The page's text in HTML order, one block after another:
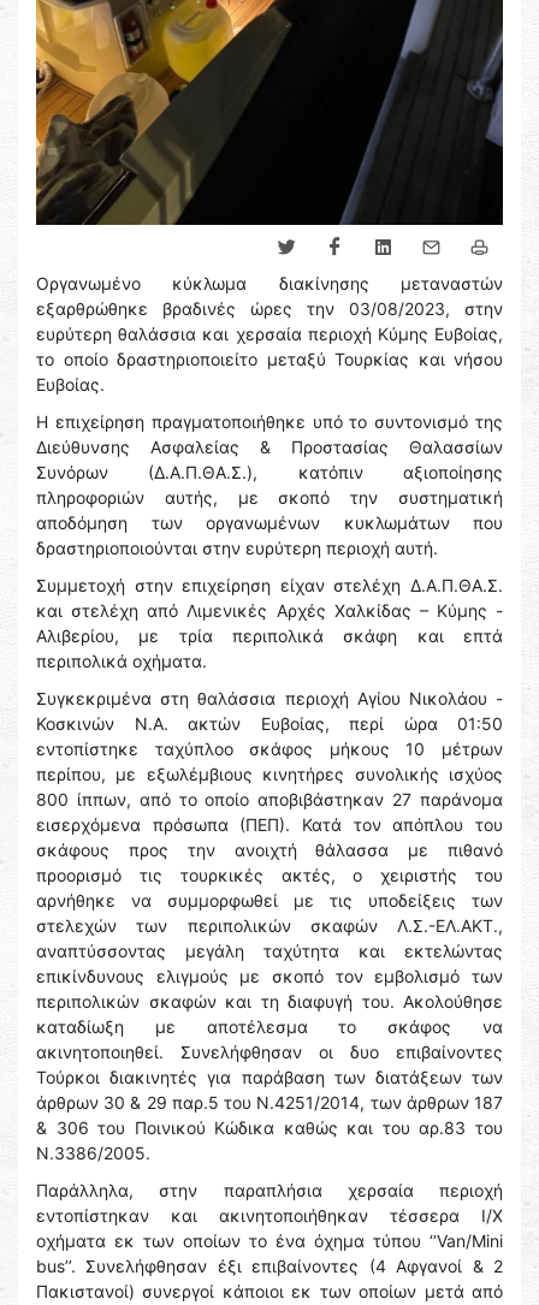
Οργανωμένο κύκλωμα διακίνησης μεταναστών
εξαρθρώθηκε βραδινές ώρες την 03/08/2023, στην
ευρύτερη θαλάσσια και χερσαία περιοχή Κύμης Ευβοίας,
το οποίο δραστηριοποιείτο μεταξύ Τουρκίας και νήσου
Ευβοίας.
Η επιχείρηση πραγματοποιήθηκε υπό το συντονισμό της
Διεύθυνσης Ασφαλείας & Προστασίας Θαλασσίων
Συνόρων (Δ.Α.Π.ΘΑ.Σ.), κατόπιν αξιοποίησης
πληροφοριών αυτής, με σκοπό την συστηματική
αποδόμηση των οργανωμένων κυκλωμάτων που
δραστηριοποιούνται στην ευρύτερη περιοχή αυτή.
Συμμετοχή στην επιχείρηση είχαν στελέχη Δ.Α.Π.ΘΑ.Σ.
και στελέχη από Λιμενικές Αρχές Χαλκίδας – Κύμης -
Αλιβερίου, με τρία περιπολικά σκάφη και επτά
περιπολικά οχήματα.
Συγκεκριμένα στη θαλάσσια περιοχή Αγίου Νικολάου -
Κοσκινών Ν.Α. ακτών Ευβοίας, περί ώρα 01:50
εντοπίστηκε ταχύπλοο σκάφος μήκους 10 μέτρων
περίπου, με εξωλέμβιους κινητήρες συνολικής ισχύος
800 ίππων, από το οποίο αποβιβάστηκαν 27 παράνομα
εισερχόμενα πρόσωπα (ΠΕΠ). Κατά τον απόπλου του
σκάφους προς την ανοιχτή θάλασσα με πιθανό
προορισμό τις τουρκικές ακτές, ο χειριστής του
αρνήθηκε να συμμορφωθεί με τις υποδείξεις των
στελεχών των περιπολικών σκαφών Λ.Σ.-ΕΛ.ΑΚΤ.,
αναπτύσσοντας μεγάλη ταχύτητα και εκτελώντας
επικίνδυνους ελιγμούς με σκοπό τον εμβολισμό των
περιπολικών σκαφών και τη διαφυγή του. Ακολούθησε
καταδίωξη με αποτέλεσμα το σκάφος να
ακινητοποιηθεί. Συνελήφθησαν οι δυο επιβαίνοντες
Τούρκοι διακινητές για παράβαση των διατάξεων των
άρθρων 30 & 29 παρ.5 του Ν.4251/2014, των άρθρων 187
& 306 του Ποινικού Κώδικα καθώς και του αρ.83 του
Ν.3386/2005.
Παράλληλα, στην παραπλήσια χερσαία περιοχή
εντοπίστηκαν και ακινητοποιήθηκαν τέσσερα Ι/Χ
οχήματα εκ των οποίων το ένα όχημα τύπου ‘’Van/Mini
bus’’. Συνελήφθησαν έξι επιβαίνοντες (4 Αφγανοί & 2
Πακιστανοί) συνεργοί κάποιοι εκ των οποίων μετά από